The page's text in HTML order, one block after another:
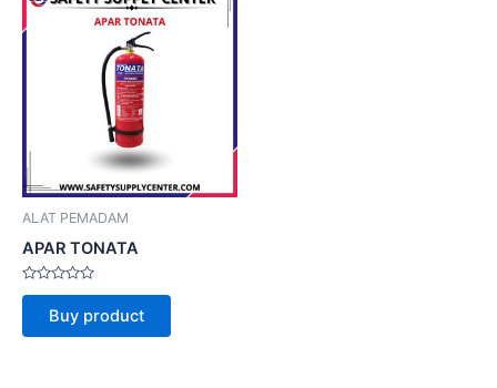
ALAT PEMADAM
APAR TONATA
Rated
of
Buy product